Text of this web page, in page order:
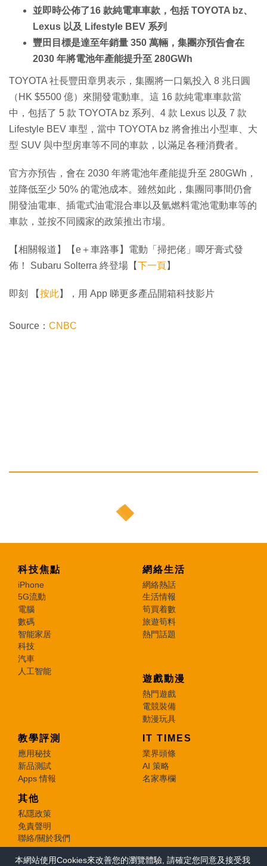
本網站使用Cookies來改善您的瀏覽體驗, 請確定您同意及接受我
並即時公佈了16 款純電車車款，包括 TOYOTA bz、
Lexus 以及 Lifestyle BEV 系列
豐田目標是達至年銷量 350 萬輛，集團亦預告會在
2030 年將電池年產能提升至 280GWh
TOYOTA 社長豐田章男表示，集團將一口氣投入 8 兆日圓
（HK $5500 億）來開發電動車。這 16 款純電車車款當
中，包括了 5 款 TOYOTA bz 系列、4 款 Lexus 以及 7 款
Lifestyle BEV 車型，當中 TOYOTA bz 將會推出小型車、大
型 SUV 與中型房車等不同的車款，以滿足各種消費者。
官方亦預告，會在 2030 年將電池年產能提升至 280GWh，
並降低至少 50% 的電池成本。雖然如此，集團同事間仍會
開發油電車、插電式油電混合車以及氫燃料電池電動車等的
車款，並按不同國家的政策推出市場。
【相關報道】【e＋車路事】電動「掃把佬」唧牙膏式發
佈！ Subaru Solterra 終登場【下一頁】
即刻 【按此】，用 App 睇更多產品開箱科技影片
Source： CNBC
科技焦點
iPhone
5G流動
電腦
數碼
智能家居
科技
汽車
人工智能
網絡生活
網絡熱話
生活情報
筍買着數
旅遊筍料
熱門話題
遊戲動漫
熱門遊戲
電競裝備
動漫玩具
教學評測
應用秘技
新品測試
Apps 情報
IT TIMES
業界頭條
AI 策略
名家專欄
其他
私隱政策
免責聲明
聯絡/關於我們
© 2026 e-zone. All Rights Reserved.